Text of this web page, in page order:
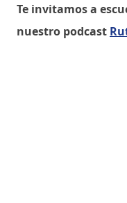
Te invitamos a
nuestro podcast